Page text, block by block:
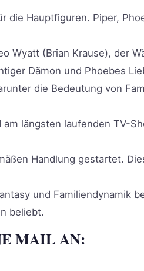
die Hauptfiguren. Piper,
Wyatt (Brian Krause), der
Dämon und Phoebes
die Bedeutung von
längsten laufenden TV-
Handlung gestartet.
und Familiendynamik
beliebt.
MAIL AN: